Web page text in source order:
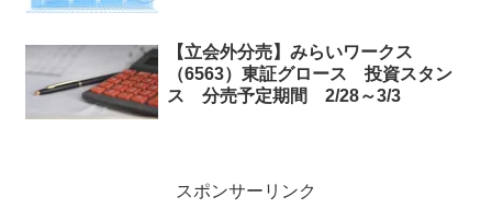
【立会外分売】みらいワークス
（6563）東証グロース 投資スタン
ス 分売予定期間 2/28～3/3
スポンサーリンク